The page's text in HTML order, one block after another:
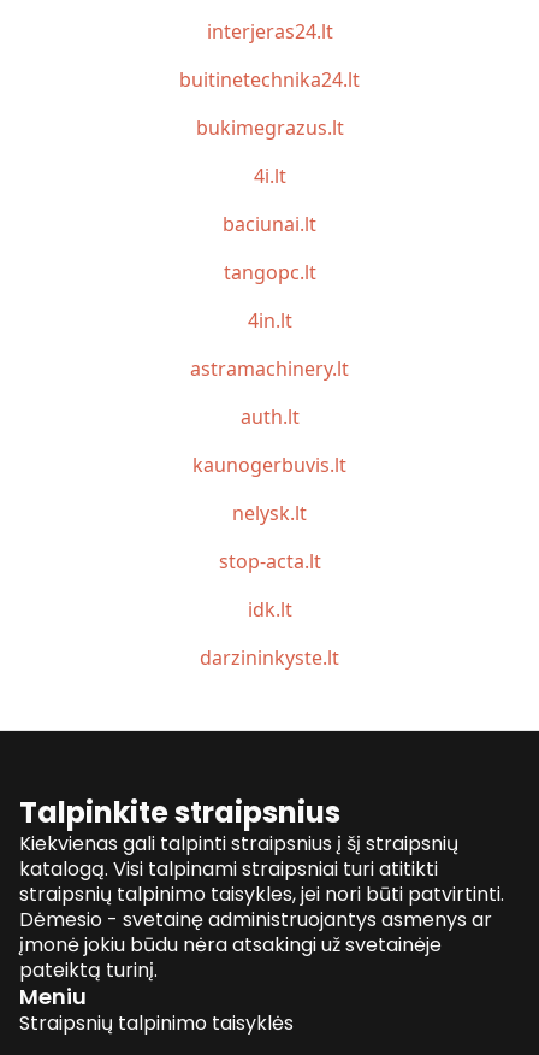
interjeras24.lt
buitinetechnika24.lt
bukimegrazus.lt
4i.lt
baciunai.lt
tangopc.lt
4in.lt
astramachinery.lt
auth.lt
kaunogerbuvis.lt
nelysk.lt
stop-acta.lt
idk.lt
darzininkyste.lt
Talpinkite straipsnius
Kiekvienas gali talpinti straipsnius į šį straipsnių
katalogą. Visi talpinami straipsniai turi atitikti
straipsnių talpinimo taisykles, jei nori būti patvirtinti.
Dėmesio - svetainę administruojantys asmenys ar
įmonė jokiu būdu nėra atsakingi už svetainėje
pateiktą turinį.
Meniu
Straipsnių talpinimo taisyklės